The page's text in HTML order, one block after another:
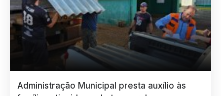
Administração Municipal presta auxílio às